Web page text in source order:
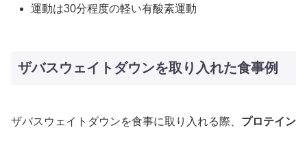
運動は30分程度の軽い有酸素運動
ザバスウェイトダウンを取り入れた食事例
ザバスウェイトダウンを食事に取り入れる際、 プロテイン